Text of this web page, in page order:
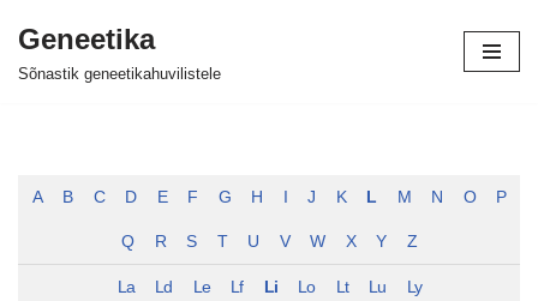
Skip
Geneetika
Sõnastik geneetikahuvilistele
A B C D E F G H J K L M N O P
Q R S T U V W X Y Z
La Ld Le Lf Li Lo Lt Lu Ly